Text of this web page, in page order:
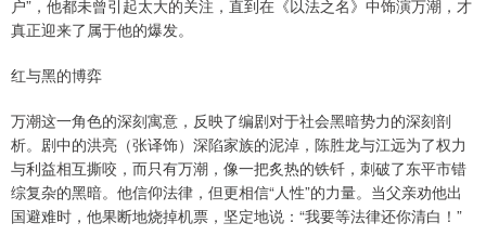
户”，他都未曾引起太大的关注，直到在《以法之名》中饰演万潮，才
真正迎来了属于他的爆发。
红与黑的博弈
万潮这一角色的深刻寓意，反映了编剧对于社会黑暗势力的深刻剖
析。剧中的洪亮（张译饰）深陷家族的泥淖，陈胜龙与江远为了权力
与利益相互撕咬，而只有万潮，像一把炙热的铁钎，刺破了东平市错
综复杂的黑暗。他信仰法律，但更相信“人性”的力量。当父亲劝他出
国避难时，他果断地烧掉机票，坚定地说：“我要等法律还你清白！”